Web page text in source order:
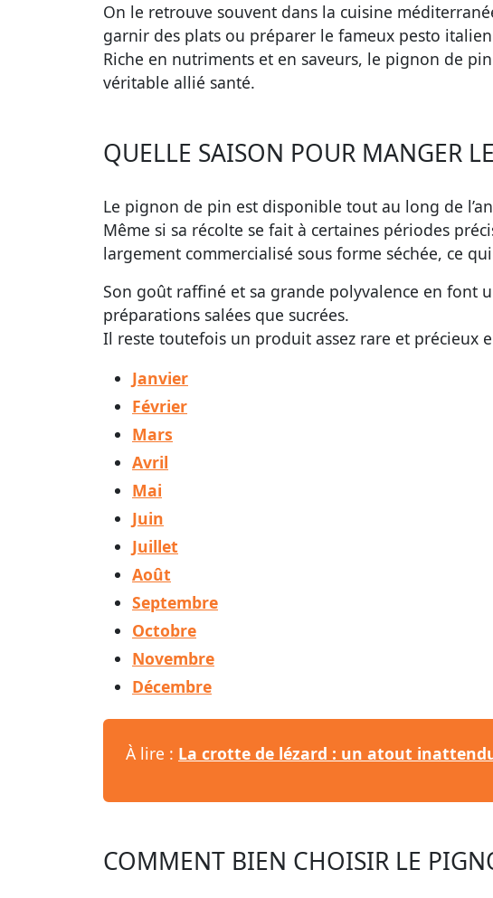
On le retrouve souvent dans la cuisine
garnir des plats ou préparer le fameux pesto
Riche en nutriments et en saveurs, le pignon de
véritable allié santé.
QUELLE SAISON POUR MANGER
Le pignon de pin est disponible tout au long de
Même si sa récolte se fait à certaines périodes
largement commercialisé sous forme séchée, ce
Son goût raffiné et sa grande polyvalence en font
préparations salées que sucrées.
Il reste toutefois un produit assez rare et précieux
Janvier
Février
Mars
Avril
Mai
Juin
Juillet
Août
Septembre
Octobre
Novembre
Décembre
À lire : La crotte de lézard : un atout
COMMENT BIEN CHOISIR LE